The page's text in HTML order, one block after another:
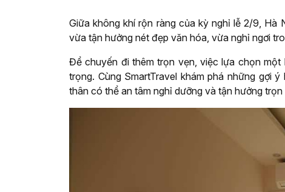
Giữa không khí rộn ràng của kỳ nghỉ lễ 2/9,
vừa tận hưởng nét đẹp văn hóa, vừa nghỉ ngơi
Để chuyến đi thêm trọn vẹn, việc lựa chọn
trọng. Cùng SmartTravel khám phá những gợi
thân có thể an tâm nghỉ dưỡng và tận hưởng